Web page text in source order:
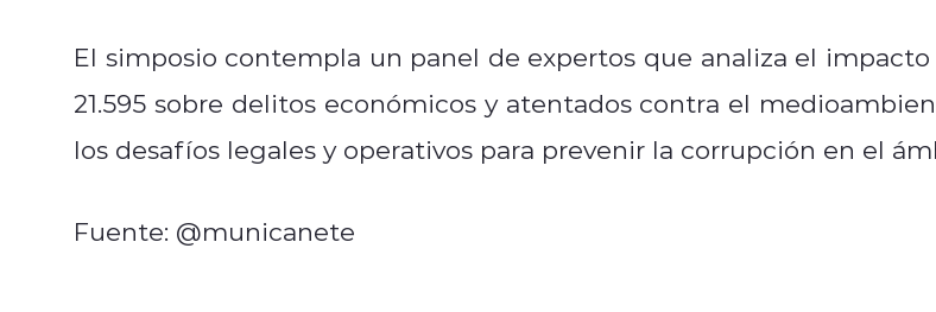
El simposio contempla un panel de expertos que analiza el impacto
21.595 sobre delitos económicos y atentados contra el
los desafíos legales y operativos para prevenir la corrupción en el
Fuente: @municanete